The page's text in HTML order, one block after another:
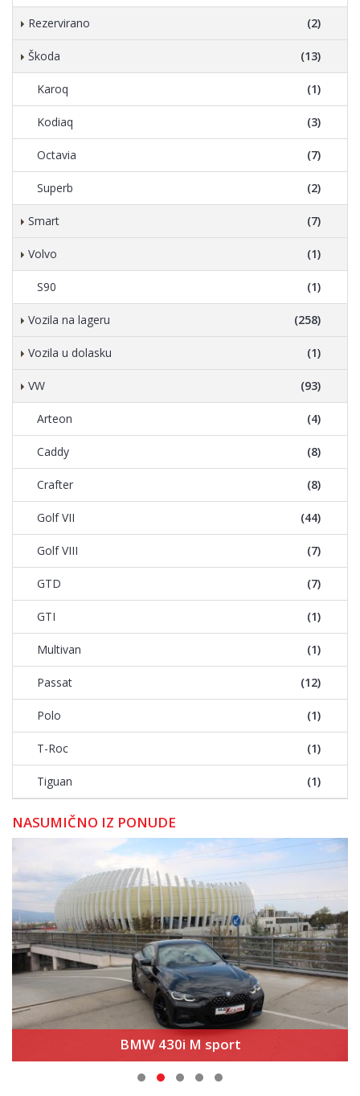
Rezervirano (2)
Škoda (13)
Karoq (1)
Kodiaq (3)
Octavia (7)
Superb (2)
Smart (7)
Volvo (1)
S90 (1)
Vozila na lageru (258)
Vozila u dolasku (1)
VW (93)
Arteon (4)
Caddy (8)
Crafter (8)
Golf VII (44)
Golf VIII (7)
GTD (7)
GTI (1)
Multivan (1)
Passat (12)
Polo (1)
T-Roc (1)
Tiguan (1)
NASUMIČNO IZ PONUDE
BMW 430i M sport